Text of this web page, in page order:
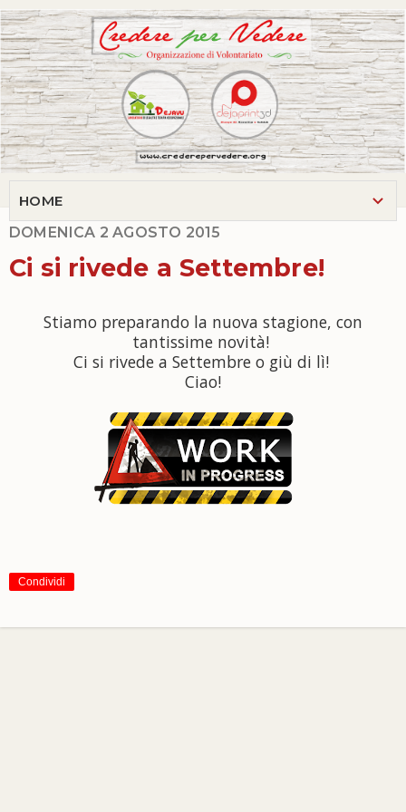
DOMENICA 2 AGOSTO 2015
Ci si rivede a Settembre!
Stiamo preparando la nuova stagione, con
tantissime novità!
Ci si rivede a Settembre o giù di lì!
Ciao!
Condividi